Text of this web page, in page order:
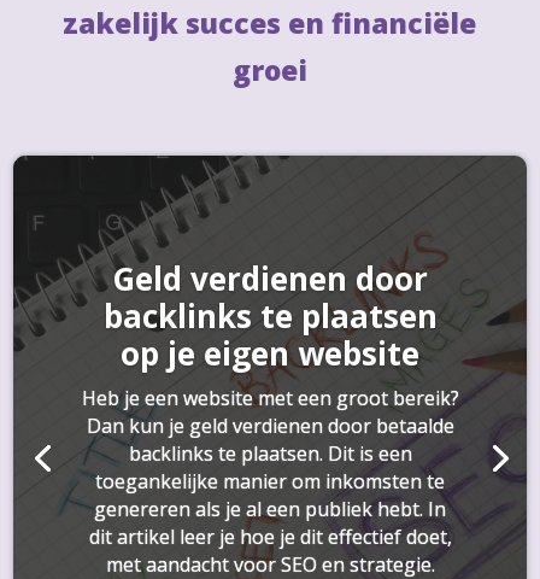
zakelijk succes en financiële
groei
Geld verdienen door
backlinks te plaatsen
op je eigen website
Heb je een website met een groot bereik?
Dan kun je geld verdienen door betaalde
backlinks te plaatsen. Dit is een
toegankelijke manier om inkomsten te
genereren als je al een publiek hebt. In
dit artikel leer je hoe je dit effectief doet,
met aandacht voor SEO en strategie.